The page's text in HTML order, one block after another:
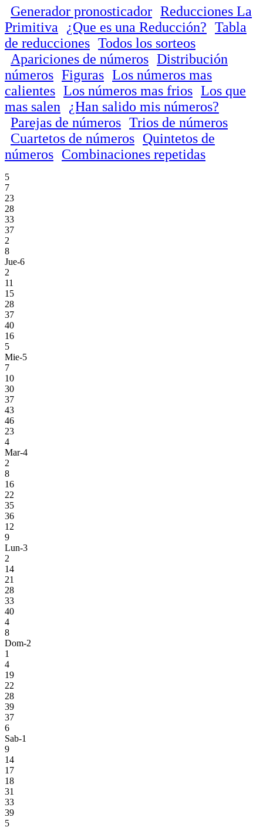
Generador pronosticador Reducciones La
Primitiva
¿Que es una Reducción? Tabla
de reducciones Todos los sorteos
Apariciones de números Distribución
números Figuras Los números mas
calientes Los números mas frios Los que
mas salen
¿Han salido mis números?
Parejas de números Trios de números
Cuartetos de números Quintetos de
números Combinaciones repetidas
5
7
23
28
33
37
2
8
Jue-6
2
11
15
28
37
40
16
5
Mie-5
7
10
30
37
43
46
23
4
Mar-4
2
8
16
22
35
36
12
9
Lun-3
2
14
21
28
33
40
4
8
Dom-2
1
4
19
22
28
39
37
6
Sab-1
9
14
17
18
31
33
39
5